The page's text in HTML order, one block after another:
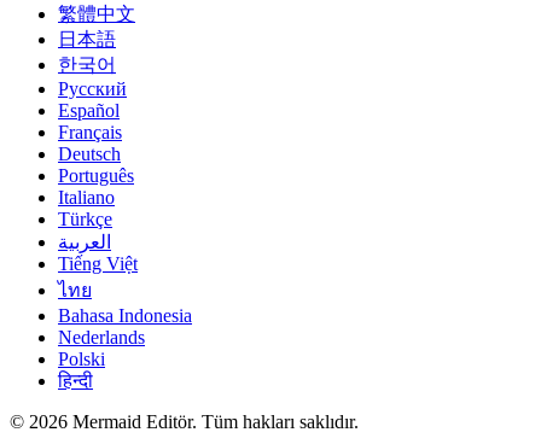
繁體中文
日本語
한국어
Русский
Español
Français
Deutsch
Português
Italiano
Türkçe
العربية
Tiếng Việt
ไทย
Bahasa Indonesia
Nederlands
Polski
हिन्दी
© 2026 Mermaid Editör. Tüm hakları saklıdır.